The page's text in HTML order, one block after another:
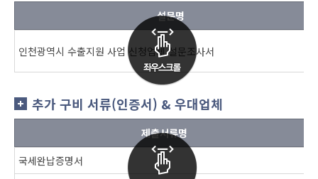
설문명
인천광역시 수출지원 사업 신청업체 설문조사서
추가 구비 서류(인증서) & 우대업체
제출서류명
국세완납증명서